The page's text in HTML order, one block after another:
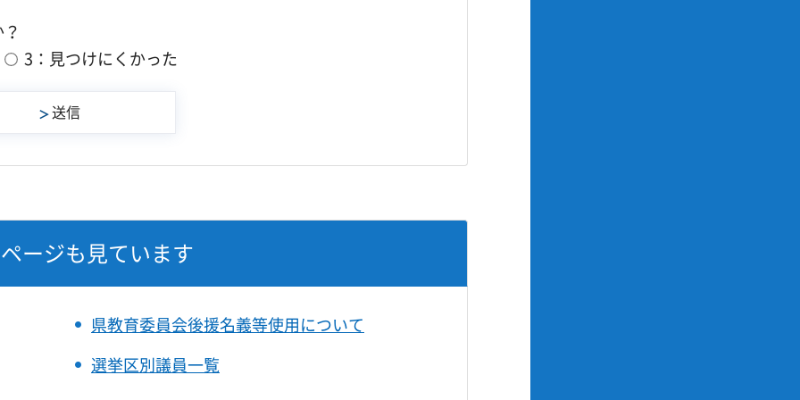
3：見つけにくかった
ージも見ています
県教育委員会後援名義等使用について
選挙区別議員一覧